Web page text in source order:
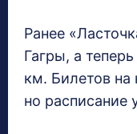
Ранее
Гагры, а
км. Билетов на
но расписание